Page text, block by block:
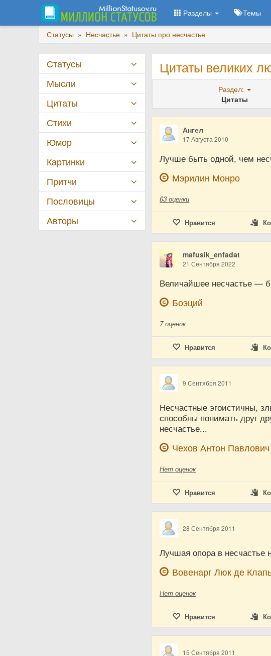
Разделы Темы
Статусы » Несчастье » Цитаты про несчастье
Цитаты великих
Раздел:
Цитаты
Ангел
17 Августа 2010
Лучше быть одной, чем
Мэрилин Монро
63 оценки
Нравится
mafusik_enfadat
21 Сентября 2022
Величайшее несчастье —
Боэций
7 оценок
Нравится
9 Сентября 2011
Несчастные эгоистичны,
способны понимать друг
несчастье...
Чехов Антон Павлович
Нет оценок
Нравится
28 Сентября 2011
Лучшая опора в несчастье
Вовенарг Люк де
Нет оценок
Нравится
15 Сентября 2011
Статусы
Мысли
Цитаты
Стихи
Юмор
Картинки
Притчи
Пословицы
Авторы